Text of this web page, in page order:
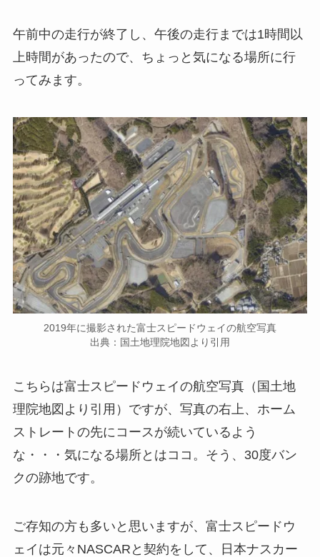
午前中の走行が終了し、午後の走行までは1時間以
上時間があったので、ちょっと気になる場所に行
ってみます。
2019年に撮影された富士スピードウェイの航空写真
出典：国土地理院地図より引用
こちらは富士スピードウェイの航空写真（国土地
理院地図より引用）ですが、写真の右上、ホーム
ストレートの先にコースが続いているよう
な・・・気になる場所とはココ。そう、30度バン
クの跡地です。
ご存知の方も多いと思いますが、富士スピードウ
ェイは元々NASCARと契約をして、日本ナスカー